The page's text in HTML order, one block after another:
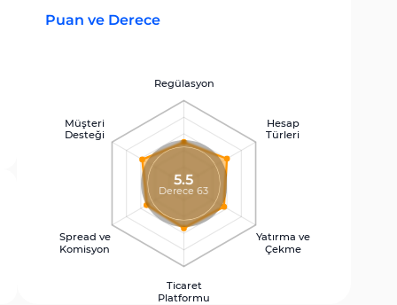
Puan ve Derece
Regülasyon
Hesap
Türleri
Yatırma ve
Çekme
Ticaret
Platformu
Spread ve
Komisyon
Müşteri
Desteği
5.5
Derece 63